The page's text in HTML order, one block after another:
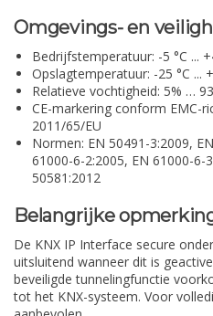
Omgevings- en
Bedrijfstemperatuur: -5 °C ...
Opslagtemperatuur: -25 °C ...
Relatieve vochtigheid: 5% …
CE-markering conform EMC-
2011/65/EU
Normen: EN 50491-3:2009,
61000-6-2:2005, EN 61000-6-
50581:2012
Belangrijke
De KNX IP Interface secure
uitsluitend wanneer dit is
beveiligde tunnelingfunctie
tot het KNX-systeem. Voor